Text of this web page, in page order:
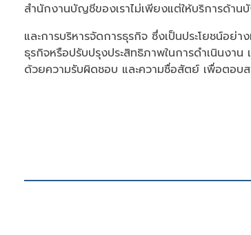
สำนักงานบัญชีของเราไม่เพียงแต่ให้บริการด้า
และการบริหารจัดการธุรกิจ ซึ่งเป็นประโยชน์อย่
ธุรกิจหรือปรับปรุงประสิทธิภาพในการดำเนินงา
ด้วยความรับผิดชอบ และความซื่อสัตย์ เพื่อตอบ